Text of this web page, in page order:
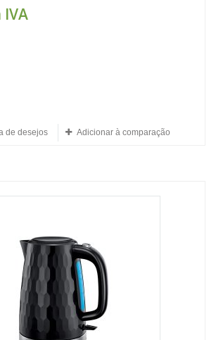
IVA
de desejos Adicionar à comparação